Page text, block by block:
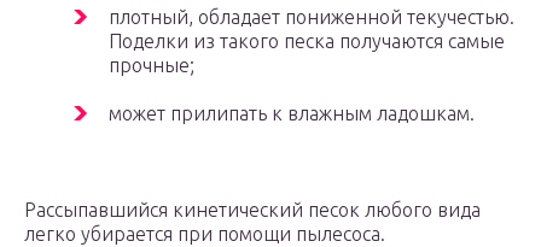
плотный, обладает пониженной текучестью.
Поделки из такого песка получаются самые
прочные;
может прилипать к влажным ладошкам.
Рассыпавшийся кинетический песок любого вида
легко убирается при помощи пылесоса.